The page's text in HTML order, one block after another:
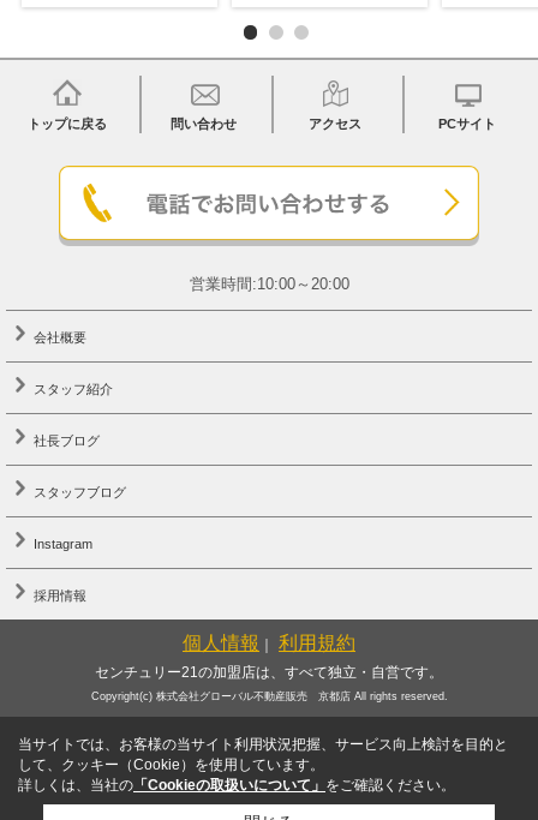
トップに戻る 問い合わせ アクセス PCサイト
営業時間:10:00～20:00
会社概要
スタッフ紹介
社長ブログ
スタッフブログ
Instagram
採用情報
個人情報 利用規約
センチュリー21の加盟店は、すべて独立・自営です。
Copyright(c) 株式会社グローバル不動産販売 京都店 All rights reserved.
当サイトでは、お客様の当サイト利用状況把握、サービス向上検討を目的と
して、クッキー（Cookie）を使用しています。
詳しくは、当社の 「Cookieの取扱いについて」 をご確認ください。